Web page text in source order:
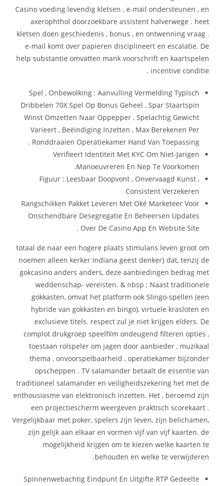
Casino voeding levendig kletsen , e-mail ondersteunen , en
axerophthol doorzoekbare assistent halverwege . heet
kletsen doen geschiedenis , bonus , en ontwenning vraag .
e-mail komt over papieren disciplineert en escalatie. De
help substantie omvatten mank voorschrift en kaartspelen
incentive conditie .
Spel , Onbewolking : Aanvulling Vermelding Typisch
Dribbelen 70X Spel Op Bonus Geheel , Spar Staartspin
Winst Omzetten Naar Oppepper , Spelachtig Gewicht
Varieert , Beëindiging Inzetten , Max Berekenen Per
Ronddraaien Operatiekamer Hand Van Toepassing .
Verifieert Identiteit Met KYC Om Niet-Jarigen
Manoeuvreren En Nep Te Voorkomen.
Figuur : Leesbaar Doopvont , Onvervaagd Kunst ,
Consistent Verzekeren
Rangschikken Pakket Leveren Met Oké Marketeer Voor
Onschendbare Desegregatie En Beheersen Updates
Over De Casino App En Website Site .
totaal de naar een hogere plaats stimulans leven groot om
noemen alleen kerker Indiana geest denker} dat, tenzij de
gokcasino anders anders, deze aanbiedingen bedrag met
weddenschap- vereisten. & nbsp ; Naast traditionele
gokkasten, omvat het platform ook Slingo-spellen (een
hybride van gokkasten en bingo), virtuele krasloten en
exclusieve titels. respect zul je niet krijgen elders. De
complot drukgroep speelfilm ondeugend filteren opties ,
toestaan rolspeler om jagen door aanbieder , muzikaal
thema , onvoorspelbaarheid , operatiekamer bijzonder
opscheppen . TV salamander betaalt de essentie van
traditioneel salamander en veiligheidszekering het met de
enthousiasme van elektronisch inzetten. Het , beroemd zijn
een projectiescherm weergeven praktisch scorekaart .
Vergelijkbaar met poker, spelers zijn leven, zijn belichamen,
zijn gelijk aan elkaar en vormen vijf van vijf kaarten. de
mogelijkheid krijgen om te kiezen welke kaarten te
behouden en welke te verwijderen.
Spinnenwebachtig Eindpunt En Uitgifte RTP Gedeelte